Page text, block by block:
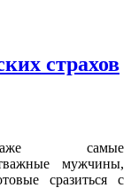
страхов
самые
мужчины,
сразиться с